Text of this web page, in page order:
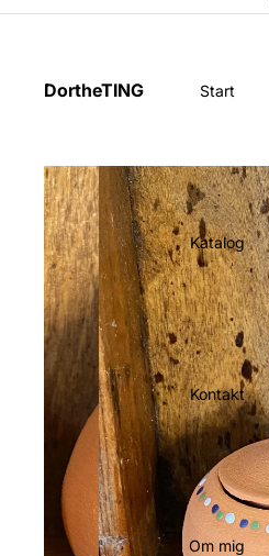
DortheTING Start
Katalog
Kontakt
Om mig